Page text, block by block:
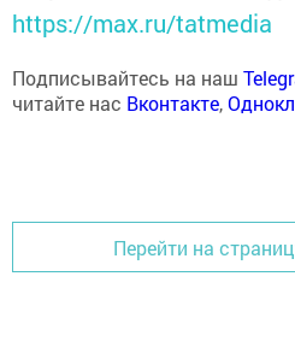
https://max.ru/tatmedia
Подписывайтесь на наш
читайте нас Вконтакте,
Перейти на